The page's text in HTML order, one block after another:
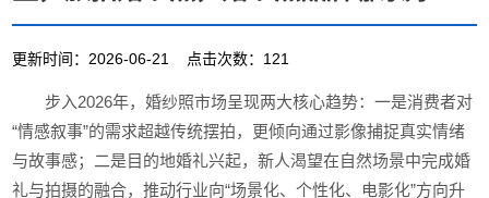
更新时间：2026-06-21 点击次数：121
步入2026年，婚纱照市场呈现两大核心趋势：一是消费者对
“情感叙事”的需求超越传统摆拍，更倾向通过影像捕捉真实情绪
与故事感；二是目的地婚礼兴起，新人渴望在自然场景中完成婚
礼与拍摄的融合，推动行业向“场景化、个性化、电影化”方向升